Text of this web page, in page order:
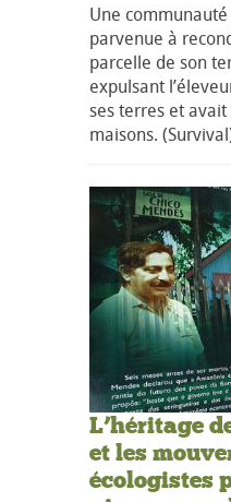
Une
parvenue à
parcelle de son
expulsant
ses terres et avait
maisons.
L’héritage
et les
écologistes